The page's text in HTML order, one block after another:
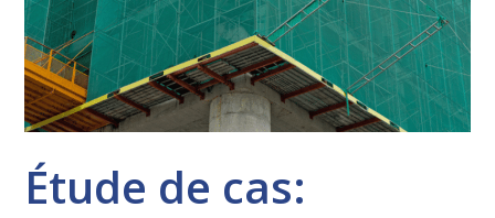
Étude de cas: